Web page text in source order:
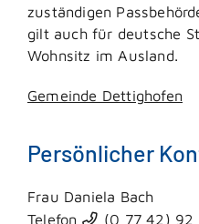
zuständigen
gilt auch für deutsche
Wohnsitz im Ausland.
Gemeinde Dettighofen
Persönlicher
Frau Daniela Bach
Telefon
(0 77 42) 92